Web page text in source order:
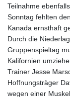
Teilnahme
Sonntag fehlten
Kanada ernsthaft
Durch die
Gruppenspieltag
Kalifornien
Trainer Jesse
Hoffnungsträger
wegen einer